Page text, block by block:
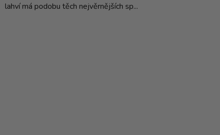
lahví má podobu těch nejvěrnějších sp...